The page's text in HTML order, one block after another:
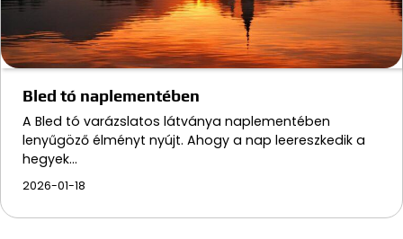
Bled tó naplementében
A Bled tó varázslatos látványa naplementében
lenyűgöző élményt nyújt. Ahogy a nap leereszkedik a
hegyek…
2026-01-18